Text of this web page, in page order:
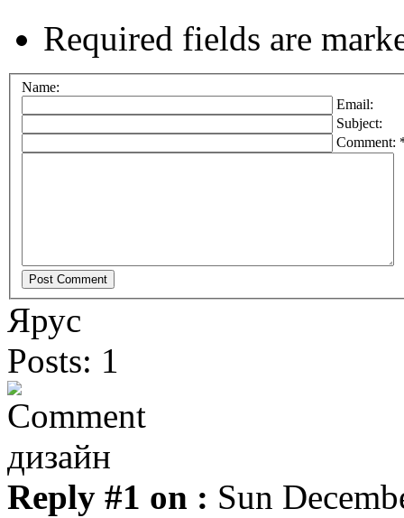
Required fields are
Name:
Email:
Subject:
Comment:
Ярус
Posts: 1
дизайн
Reply #1 on : Sun